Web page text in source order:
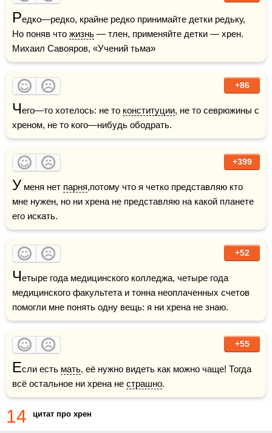
Редко—редко, крайне редко принимайте детки редьку,
Но поняв что жизнь — тлен, применяйте детки — хрен.
Михаил Савояров, «Учений тьма»
+86
Чего—то хотелось: не то конституции, не то севрюжины с
хреном, не то кого—нибудь ободрать.
+399
У меня нет парня,потому что я четко представляю кто
мне нужен, но ни хрена не представляю на какой планете
его искать.
+52
Четыре года медицинского колледжа, четыре года
медицинского факультета и тонна неоплаченных счетов
помогли мне понять одну вещь: я ни хрена не знаю.
+55
Если есть мать, её нужно видеть как можно чаще! Тогда
всё остальное ни хрена не страшно.
14 цитат про хрен